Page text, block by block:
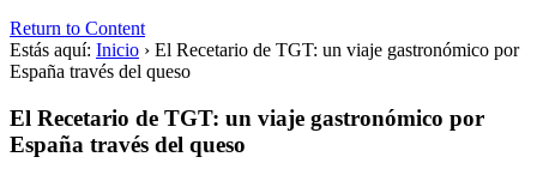
Return to Content
Estás aquí: Inicio › El Recetario de TGT: un viaje gastronómico por
España través del queso
El Recetario de TGT: un viaje gastronómico por
España través del queso